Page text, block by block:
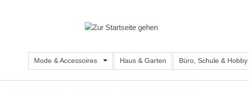
Mode & Accessoires Öffne oder Schließe das Dropdown der
Haus & Garten Büro, Schule & Hobby